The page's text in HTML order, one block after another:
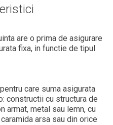
are o prima de asigurare
fixa, in functie de tipul
care suma asigurata
constructii cu structura de
armat, metal sau lemn, cu
arsa sau din orice